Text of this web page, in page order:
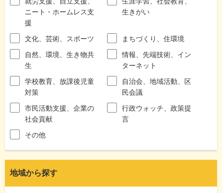
ニート・ホームレス支
援
生きがい
文化、芸術、スポーツ
まちづくり、住環境
自然、環境、生き物共
生
情報、先端技術、イン
ターネット
学校教育、放課後児童
対策
自治会、地域活動、区
民会議
市民活動支援、企業の
社会貢献
行政ウォッチ、政策提
言
その他
地域から探す